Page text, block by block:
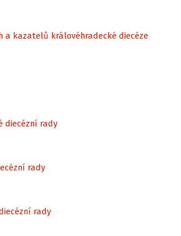
a kazatelů královéhradecké diecéze
diecézní rady
rady
rady